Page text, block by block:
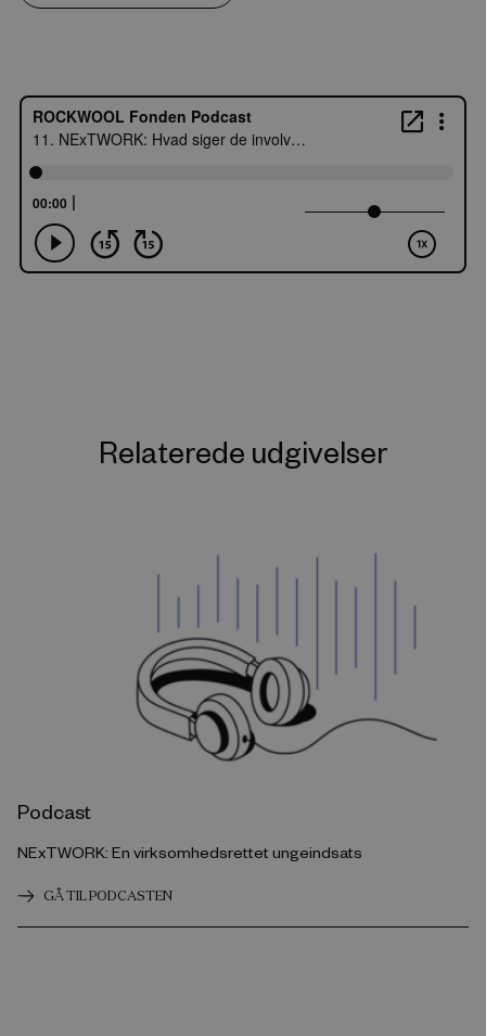
Relaterede udgivelser
Podcast
NExTWORK: En virksomhedsrettet ungeindsats
GÅ TIL PODCASTEN